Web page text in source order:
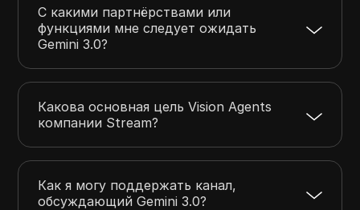
С какими партнёрствами или
функциями мне следует ожидать
Gemini 3.0?
Какова основная цель Vision Agents
компании Stream?
Как я могу поддержать канал,
обсуждающий Gemini 3.0?